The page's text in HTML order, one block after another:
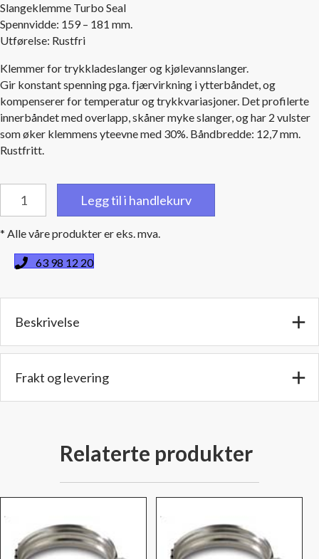
Slangeklemme Turbo Seal
Spennvidde: 159 – 181 mm.
Utførelse: Rustfri
Klemmer for trykkladeslanger og kjølevannslanger.
Gir konstant spenning pga. fjærvirkning i ytterbåndet, og
kompenserer for temperatur og trykkvariasjoner. Det profilerte
innerbåndet med overlapp, skåner myke slanger, og har 2 vulster
som øker klemmens yteevne med 30%. Båndbredde: 12,7 mm.
Rustfritt.
Turbo
Spennvidde:
159
Rustfri
Legg til i handlekurv
* Alle våre produkter er eks. mva.
63 98 12 20
Beskrivelse
Frakt og levering
Relaterte produkter